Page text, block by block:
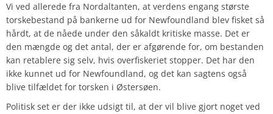
Vi ved allerede fra Nordaltanten, at verdens engang største
torskebestand på bankerne ud for Newfoundland blev fisket så
hårdt, at de nåede under den såkaldt kritiske masse. Det er
den mængde og det antal, der er afgørende for, om bestanden
kan retablere sig selv, hvis overfiskeriet stopper. Det har den
ikke kunnet ud for Newfoundland, og det kan sagtens også
blive tilfældet for torsken i Østersøen.
Politisk set er der ikke udsigt til, at der vil blive gjort noget ved